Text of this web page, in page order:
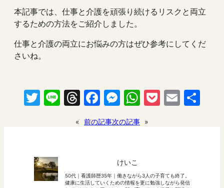
本記事では、仕事と介護を頑張り続けるリスクと両立
するための方法をご紹介しました。
仕事と介護の両立にお悩みの方はぜひ参考にしてくだ
さいね。
Twitter
LineThreads
Facebook
Messenger
WhatsApp
Pocket
Email
« 前の記事次の記事 »
けいこ
50代｜看護師歴35年｜働きながら3人の子育ても終了。
健康に生活していくための情報を更に勉強しながら発信